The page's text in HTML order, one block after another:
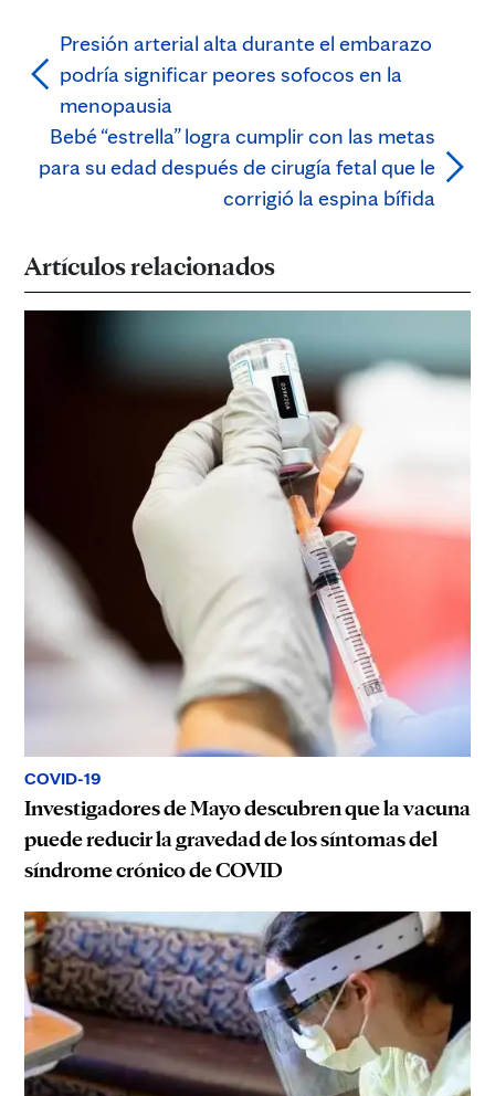
Presión arterial alta durante el embarazo
podría significar peores sofocos en la
menopausia
Bebé “estrella” logra cumplir con las metas
para su edad después de cirugía fetal que le
corrigió la espina bífida
Artículos relacionados
COVID-19
Investigadores de Mayo descubren que la vacuna
puede reducir la gravedad de los síntomas del
síndrome crónico de COVID